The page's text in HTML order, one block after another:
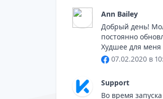
Ann Bailey
Добрый день!
постоянно
Худшее для меня
07.02.2020 в
Support
Во время